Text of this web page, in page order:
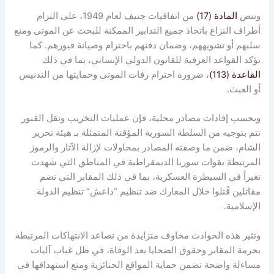
المادة (17)
من اتفاقيات جنيف لعام 1949، على التزام
النزاع باتخاذ جميع التدابير الممكنة للبحث عن الموتى ومنع
أو تشويههم، وضمان دفنهم باحترام وصيانة قبورهم. كما
العرفية للقانون الدولي الإنساني، بما في ذلك
(113)
، ضرورة احترام رفات الموتى وحمايتها من التدنيس
إفادات مصادر محلية، فإن عمليات التخريب ونقل القبور
من السلطة السورية المؤقتة المتمثلة بـ هيئة تحرير
ضمن ما وصفته المصادر بمحاولات لإزالة الآثار والرموز
بقوات سوريا الديمقراطية في المناطق التي شهدت
في السيطرة العسكرية، بما في ذلك المقابر التي تضم
قُتلوا خلال المعارك ضد تنظيم “داعش” تنظيم الدولة
هذه الحوادث مخاوف متزايدة من تصاعد الانتهاكات المرتبطة
المقابر وحقوق الضحايا بعد الوفاة، في ظل غياب آليات
واضحة تضمن حماية المواقع الجنائزية ومنع استهدافها في